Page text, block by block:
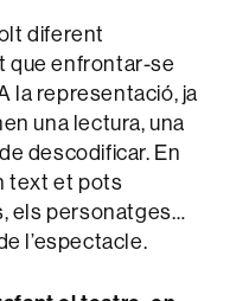
diferent
que enfrontar-se
la representació, ja
una lectura, una
descodificar. En
text et pots
els personatges…
l’espectacle.